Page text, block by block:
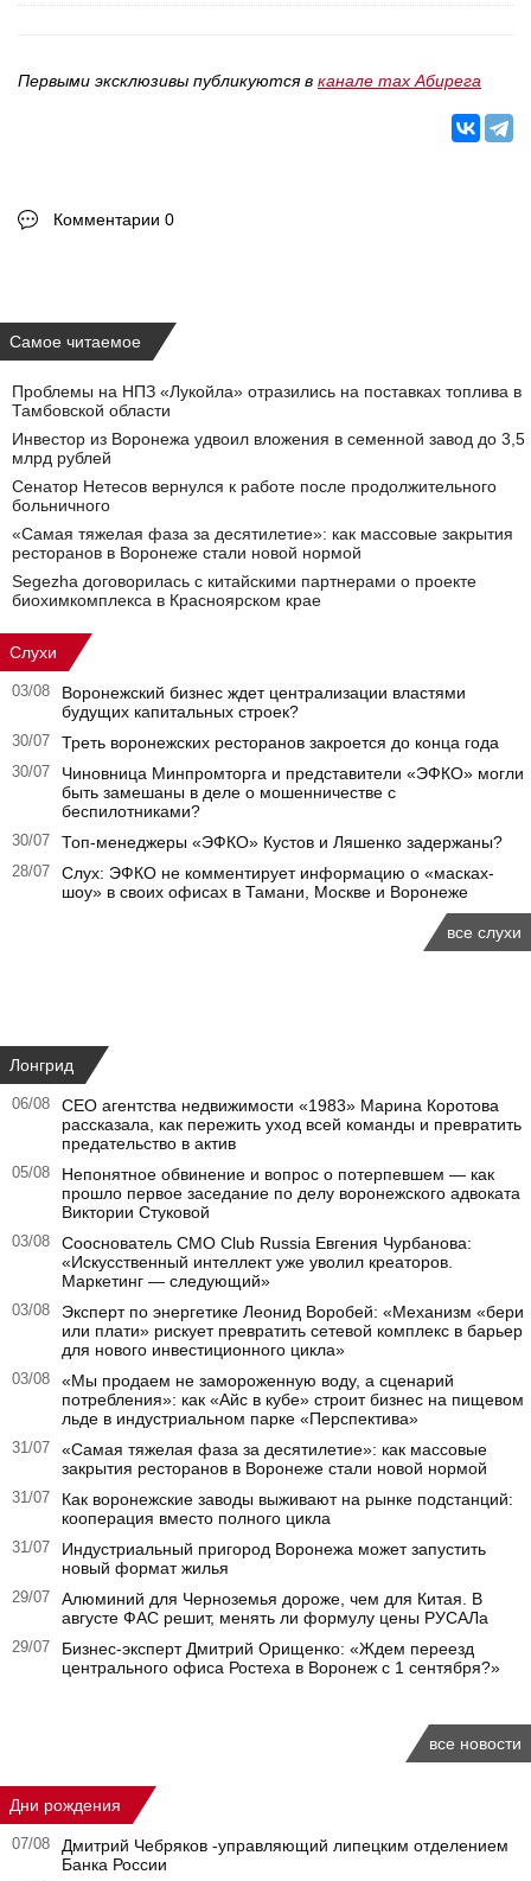
Первыми эксклюзивы публикуются в канале max Абирега
Комментарии 0
Самое читаемое
Проблемы на НПЗ «Лукойла» отразились на поставках топлива в
Тамбовской области
Инвестор из Воронежа удвоил вложения в семенной завод до 3,5
млрд рублей
Сенатор Нетесов вернулся к работе после продолжительного
больничного
«Самая тяжелая фаза за десятилетие»: как массовые закрытия
ресторанов в Воронеже стали новой нормой
Segezha договорилась с китайскими партнерами о проекте
биохимкомплекса в Красноярском крае
Слухи
03/08
Воронежский бизнес ждет централизации властями
будущих капитальных строек?
30/07 Треть воронежских ресторанов закроется до конца года
30/07
Чиновница Минпромторга и представители «ЭФКО» могли
быть замешаны в деле о мошенничестве с
беспилотниками?
30/07 Топ-менеджеры «ЭФКО» Кустов и Ляшенко задержаны?
28/07
Слух: ЭФКО не комментирует информацию о «масках-
шоу» в своих офисах в Тамани, Москве и Воронеже
все слухи
Лонгрид
06/08
CEO агентства недвижимости «1983» Марина Коротова
рассказала, как пережить уход всей команды и превратить
предательство в актив
05/08
Непонятное обвинение и вопрос о потерпевшем — как
прошло первое заседание по делу воронежского адвоката
Виктории Стуковой
03/08
Сооснователь CMO Club Russia Евгения Чурбанова:
«Искусственный интеллект уже уволил креаторов.
Маркетинг — следующий»
03/08
Эксперт по энергетике Леонид Воробей: «Механизм «бери
или плати» рискует превратить сетевой комплекс в барьер
для нового инвестиционного цикла»
03/08
«Мы продаем не замороженную воду, а сценарий
потребления»: как «Айс в кубе» строит бизнес на пищевом
льде в индустриальном парке «Перспектива»
31/07
«Самая тяжелая фаза за десятилетие»: как массовые
закрытия ресторанов в Воронеже стали новой нормой
31/07
Как воронежские заводы выживают на рынке подстанций:
кооперация вместо полного цикла
31/07
Индустриальный пригород Воронежа может запустить
новый формат жилья
29/07
Алюминий для Черноземья дороже, чем для Китая. В
августе ФАС решит, менять ли формулу цены РУСАЛа
29/07
Бизнес-эксперт Дмитрий Орищенко: «Ждем переезд
центрального офиса Ростеха в Воронеж с 1 сентября?»
все новости
Дни рождения
07/08
Дмитрий Чебряков -управляющий липецким отделением
Банка России